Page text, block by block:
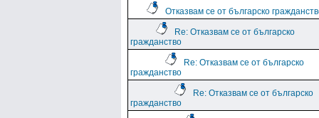
Отказвам се от българско
Re: Отказвам се от българско
гражданство
Re: Отказвам се от българско
гражданство
Re: Отказвам се от българско
гражданство